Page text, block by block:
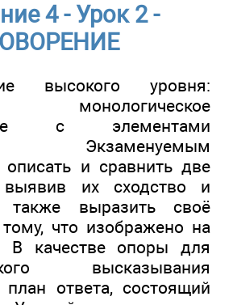
4 - Урок 2 -
высокого уровня:
монологическое
с элементами
Экзаменуемым
описать и сравнить две
выявив их сходство и
также выразить своё
что изображено на
В качестве опоры для
высказывания
план ответа, состоящий